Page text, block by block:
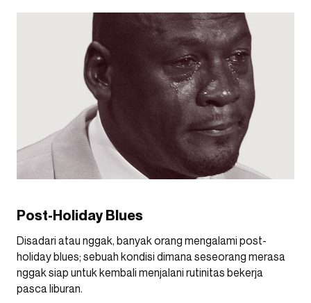
Post-Holiday Blues
Disadari atau nggak, banyak orang mengalami post-
holiday blues; sebuah kondisi dimana seseorang merasa
nggak siap untuk kembali menjalani rutinitas bekerja
pasca liburan.